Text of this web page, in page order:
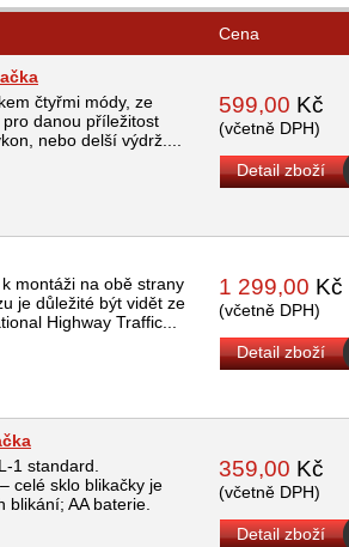
Cena
čtyřmi módy, ze
danou příležitost
nebo delší výdrž....
599,00 Kč
(včetně DPH)
Detail zboží
montáži na obě strany
je důležité být vidět ze
Highway Traffic...
1 299,00 Kč
(včetně DPH)
Detail zboží
1 standard.
celé sklo blikačky je
AA baterie.
359,00 Kč
(včetně DPH)
Detail zboží